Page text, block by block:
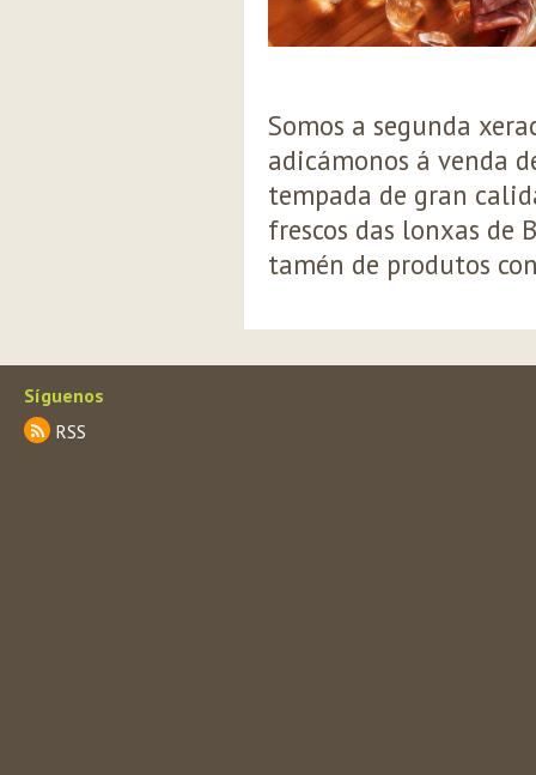
Somos a segunda
adicámonos á venda
tempada de gran
frescos das lonxas de
tamén de produtos
Síguenos
RSS